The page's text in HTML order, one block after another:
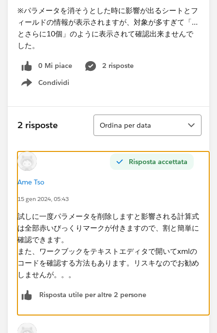
※パラメータを消そうとした時に影響が出るシートとフ
ィールドの情報が表示されますが、対象が多すぎて「…
とさらに10個」のように表示されて確認出来ませんで
した。
0 Mi piace
2 risposte
Condividi
Show menu
2 risposte
Ordina
Ordina per data
Risposta accettata
Ame Tso
15 gen 2024, 05:43
試しに一度パラメータを削除しますと影響される計算式
は全部赤いびっくりマークが付きますので、割と簡単に
確認できます。
また、ワークブックをテキストエディタで開いてxmlの
コードを確認する方法もあります。リスキなのでお勧め
しませんが。。。
Risposta utile per altre 2 persone